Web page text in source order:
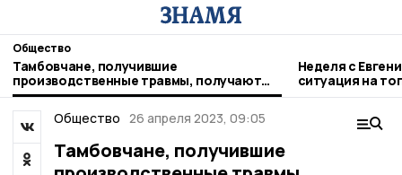
Общество
Тамбовчане, получившие
производственные травмы, получают
пенсии и пособия в один день
Неделя с
ситуация на
городе и
Общество 26 апреля 2023, 09:05
Тамбовчане, получившие